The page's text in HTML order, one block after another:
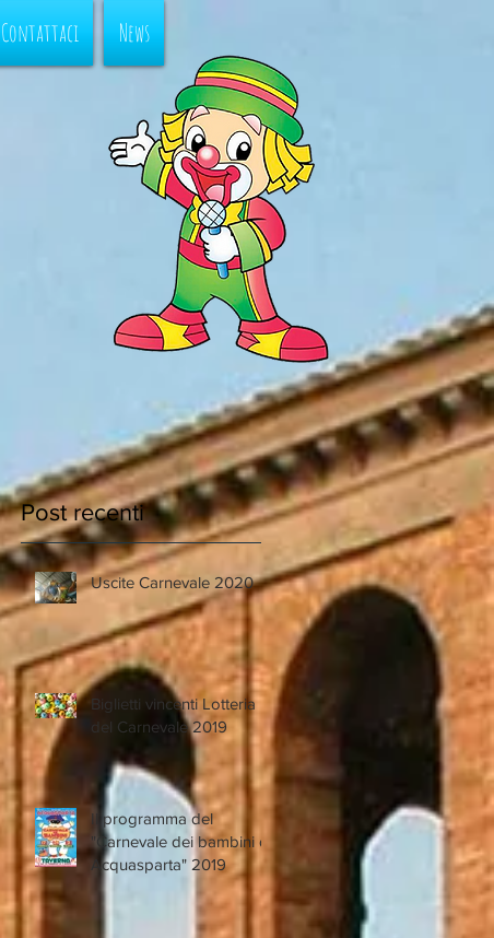
Contattaci News
Post recenti
Uscite Carnevale 2020
Biglietti vincenti Lotteria
del Carnevale 2019
Il programma del
"Carnevale dei bambini di
Acquasparta" 2019